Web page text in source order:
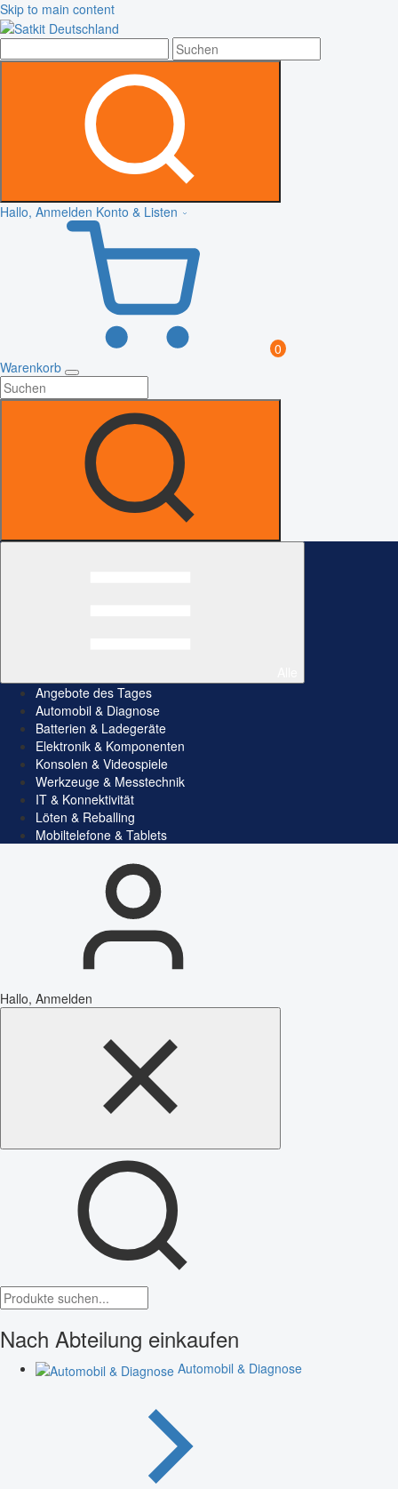
Skip to main content
Hallo, Anmelden Konto & Listen
0
Warenkorb
Angebote des Tages
Automobil & Diagnose
Batterien & Ladegeräte
Elektronik & Komponenten
Konsolen & Videospiele
Werkzeuge & Messtechnik
IT & Konnektivität
Löten & Reballing
Mobiltelefone & Tablets
Hallo, Anmelden
Nach Abteilung einkaufen
Automobil & Diagnose